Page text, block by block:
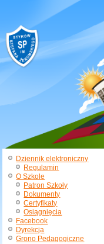
Dziennik elektroniczny
Regulamin
O Szkole
Patron Szkoły
Dokumenty
Certyfikaty
Osiągnięcia
Facebook
Dyrekcja
Grono Pedagogiczne